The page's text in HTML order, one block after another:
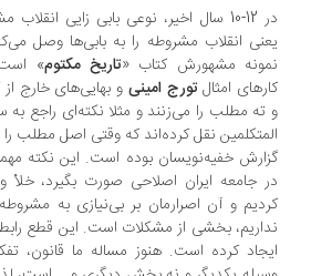
در 12-10 سال اخیر، نوعی بابی زایی انقلاب
انقلاب مشروطه را به بابی‌ها وصل می‌کنند،
مشهورش کتاب «تاریخ مکتوم » است و
امثالتورج امینیو بهایی‌های خارج از
مطلب را می‌زنند و مثلا نکته‌ای راجع به سید
نقل کرده‌اند که وقتی اصل مطلب را
خفیه‌نویسان بوده است. این نکته مهمی
جامعه ایران اصلاحی صورت بگیرد، خلأ و
و آن اصرارمان بر بی‌نیازی به مشروطه و
بخشی از مشکلات است. این قطع رابطه
کرده است. هنوز مساله ما قانون، تفکیک